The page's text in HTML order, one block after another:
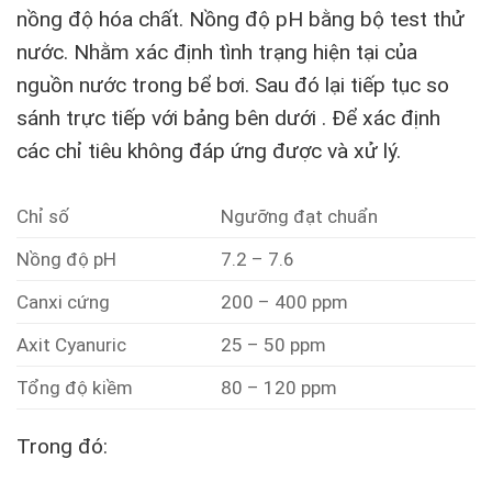
nồng độ hóa chất. Nồng độ pH bằng bộ test thử
nước. Nhằm xác định tình trạng hiện tại của
nguồn nước trong bể bơi. Sau đó lại tiếp tục so
sánh trực tiếp với bảng bên dưới . Để xác định
các chỉ tiêu không đáp ứng được và xử lý.
Chỉ số
Ngưỡng đạt chuẩn
Nồng độ pH
7.2 – 7.6
Canxi cứng
200 – 400 ppm
Axit Cyanuric
25 – 50 ppm
Tổng độ kiềm
80 – 120 ppm
Trong đó: